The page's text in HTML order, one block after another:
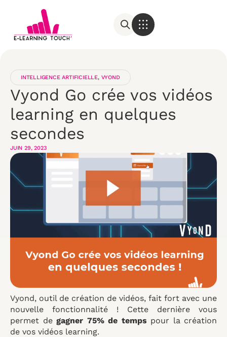
INTELLIGENCE ARTIFICIELLE, VYOND
Vyond Go crée vos vidéos
learning en quelques
secondes
JUIN 29, 2023
Vyond, outil de création de vidéos, fait fort avec une
nouvelle fonctionnalité ! Cette dernière vous
permet de gagner 75% de temps pour la création
de vos vidéos learning.